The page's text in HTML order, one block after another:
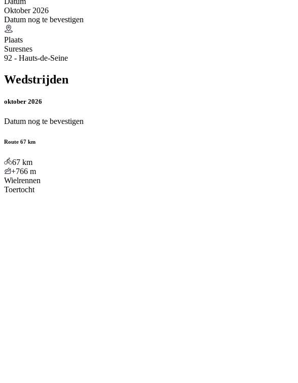
Oktober 2026
Datum nog te bevestigen
Plaats
Suresnes
92 - Hauts-de-Seine
Wedstrijden
oktober 2026
Datum nog te bevestigen
Route 67 km
67 km
+766 m
Wielrennen
Toertocht